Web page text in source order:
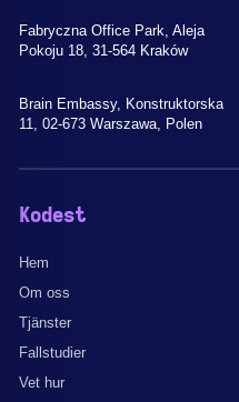
Fabryczna Office Park, Aleja
Pokoju 18, 31-564 Kraków
Brain Embassy, Konstruktorska
11, 02-673 Warszawa, Polen
Kodest
Hem
Om oss
Tjänster
Fallstudier
Vet hur